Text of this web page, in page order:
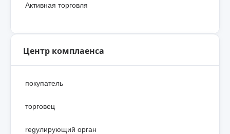
Активная торговля
Центр комплаенса
покупатель
торговец
regулирующий орган